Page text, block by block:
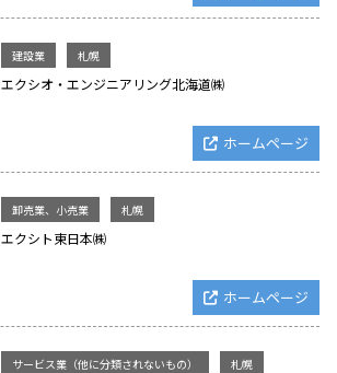
建設業 札幌
エクシオ・エンジニアリング北海道㈱
ホームページ
卸売業、小売業 札幌
エクシト東日本㈱
ホームページ
サービス業（他に分類されないもの） 札幌